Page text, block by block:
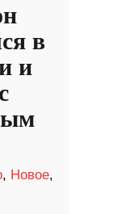
в
и
, Новое,